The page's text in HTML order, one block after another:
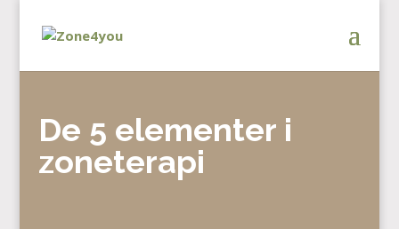
De 5 elementer i
zoneterapi